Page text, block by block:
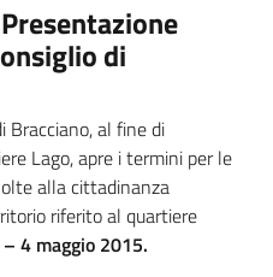
di
Bracciano, al fine di
Lago, apre i termini per le
alla cittadinanza
riferito al quartiere
4 maggio 2015.